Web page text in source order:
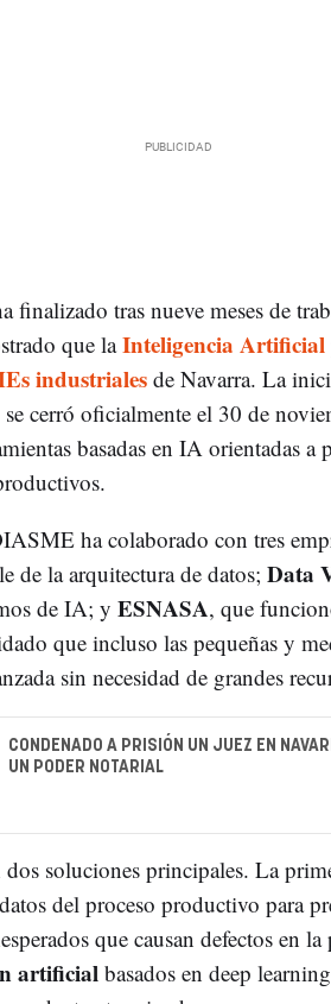
finalizado tras nueve meses de
que laInteligencia Artificial
industrialesde Navarra. La
se cerró oficialmente el 30 de
basadas en IA orientadas a
ha co­laborado con tres
de la arquitectura de datos; Data
de IA; y ESNASA, que
que incluso las pequeñas y
sin necesidad de grandes
CONDENADO A PRISIÓN UN JUEZ EN
UN PODER NOTARIAL
dos soluciones principales. La
del proceso productivo para
que causan defectos en
artificialbasados en deep